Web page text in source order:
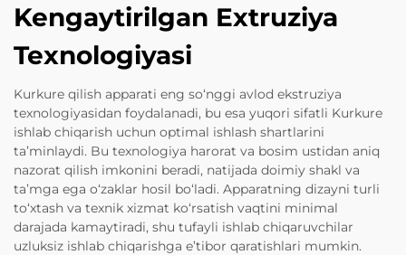
Kengaytirilgan Extruziya
Texnologiyasi
Kurkure qilish apparati eng so‘nggi avlod ekstruziya
texnologiyasidan foydalanadi, bu esa yuqori sifatli Kurkure
ishlab chiqarish uchun optimal ishlash shartlarini
ta’minlaydi. Bu texnologiya harorat va bosim ustidan aniq
nazorat qilish imkonini beradi, natijada doimiy shakl va
ta’mga ega o‘zaklar hosil bo‘ladi. Apparatning dizayni turli
to‘xtash va texnik xizmat ko‘rsatish vaqtini minimal
darajada kamaytiradi, shu tufayli ishlab chiqaruvchilar
uzluksiz ishlab chiqarishga e’tibor qaratishlari mumkin.